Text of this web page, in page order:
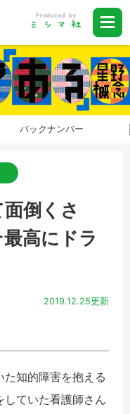
バックナンバー
倒くさ
高にドラ
2019.12.25更新
知的障害を抱える
していた看護師さん